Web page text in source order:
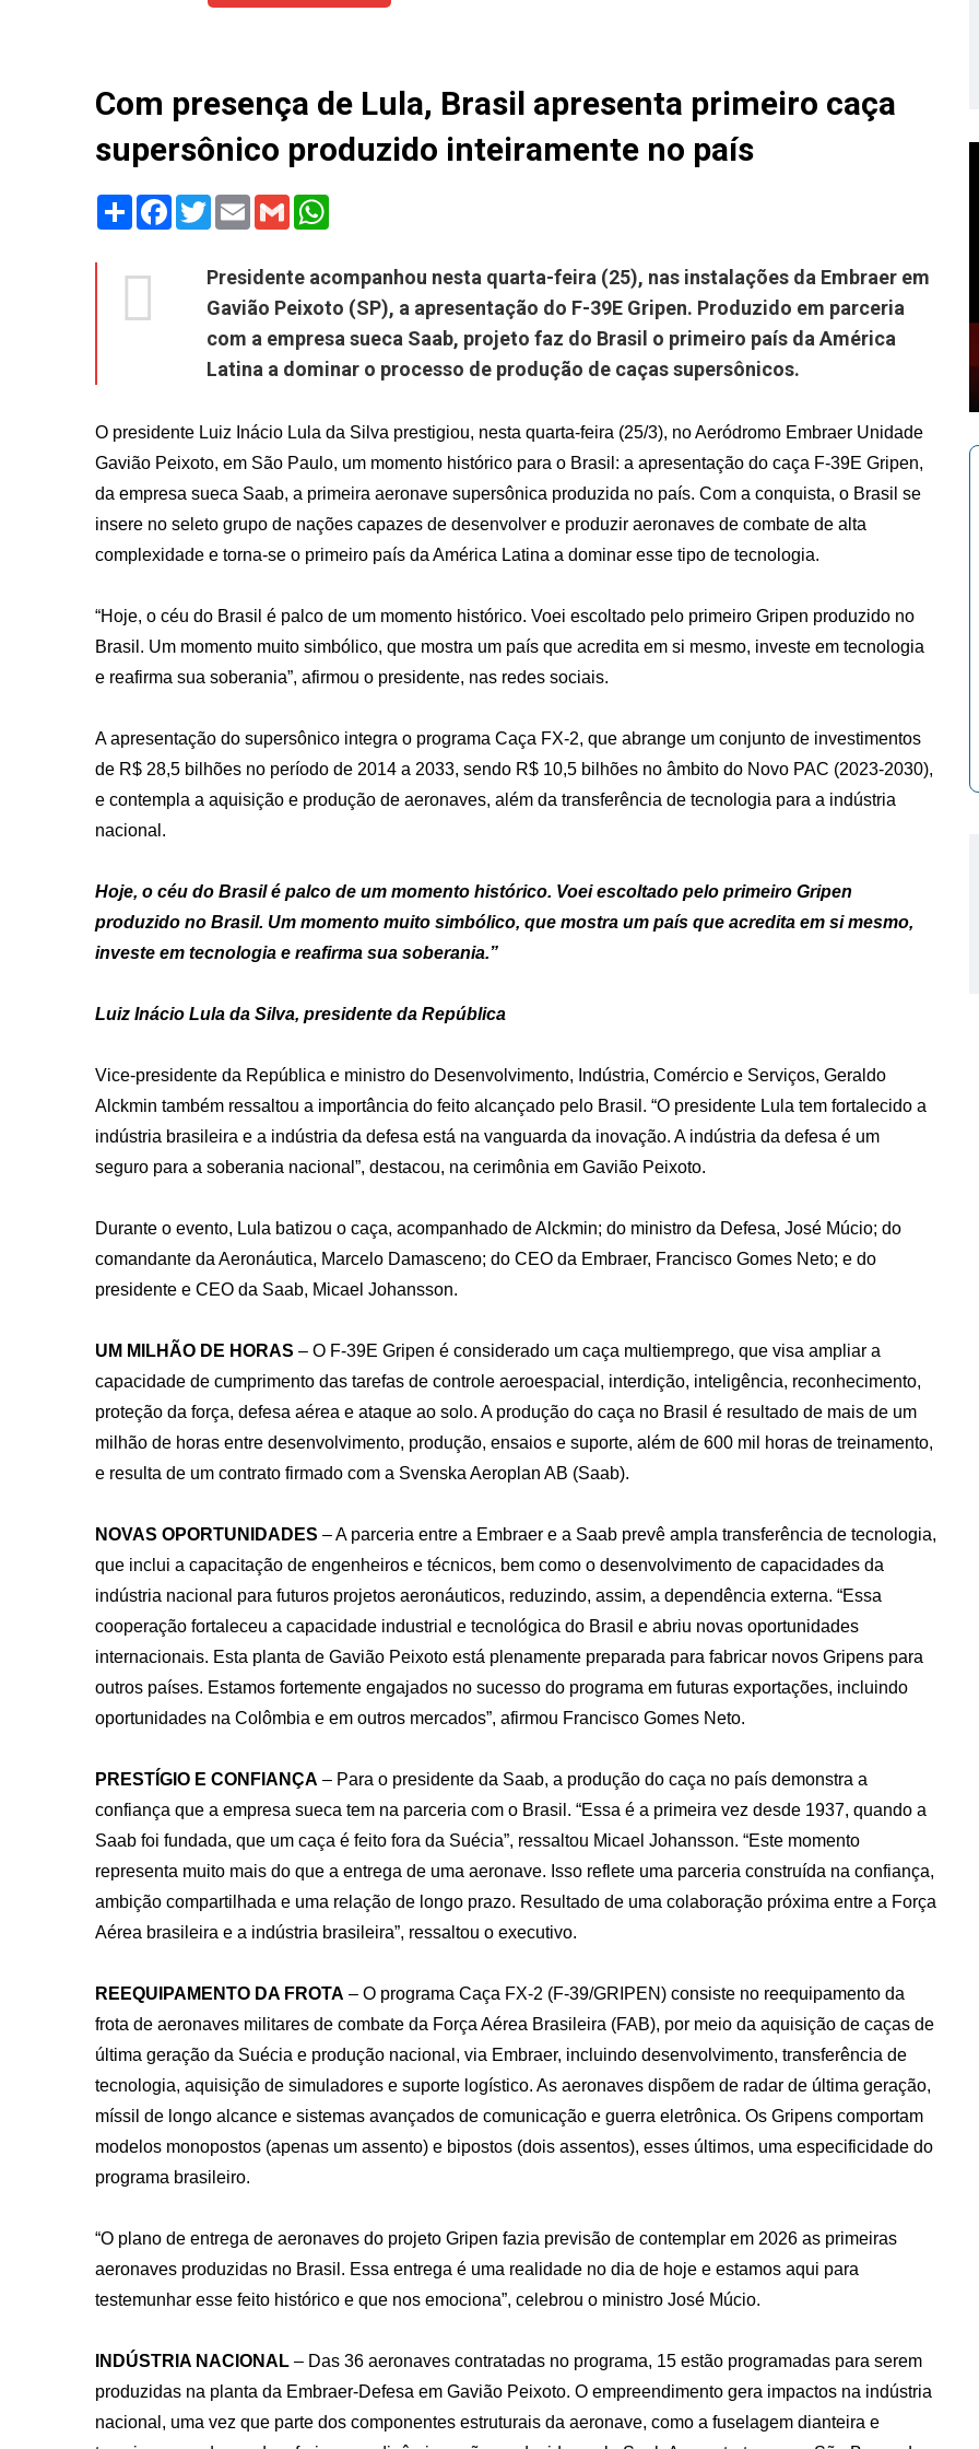
Com presença de Lula, Brasil apresenta primeiro caça
supersônico produzido inteiramente no país
Share Facebook
TwitterEmail Gmail
Presidente acompanhou nesta quarta-feira (25), nas instalações da Embraer em
Gavião Peixoto (SP), a apresentação do F-39E Gripen. Produzido em parceria
com a empresa sueca Saab, projeto faz do Brasil o primeiro país da América
Latina a dominar o processo de produção de caças supersônicos.
O presidente Luiz Inácio Lula da Silva prestigiou, nesta quarta-feira (25/3), no Aeródromo Embraer Unidade
Gavião Peixoto, em São Paulo, um momento histórico para o Brasil: a apresentação do caça F-39E Gripen,
da empresa sueca Saab, a primeira aeronave supersônica produzida no país. Com a conquista, o Brasil se
insere no seleto grupo de nações capazes de desenvolver e produzir aeronaves de combate de alta
complexidade e torna-se o primeiro país da América Latina a dominar esse tipo de tecnologia.
“Hoje, o céu do Brasil é palco de um momento histórico. Voei escoltado pelo primeiro Gripen produzido no
Brasil. Um momento muito simbólico, que mostra um país que acredita em si mesmo, investe em tecnologia
e reafirma sua soberania”, afirmou o presidente, nas redes sociais.
A apresentação do supersônico integra o programa Caça FX-2, que abrange um conjunto de investimentos
de R$ 28,5 bilhões no período de 2014 a 2033, sendo R$ 10,5 bilhões no âmbito do Novo PAC (2023-2030),
e contempla a aquisição e produção de aeronaves, além da transferência de tecnologia para a indústria
nacional.
Hoje, o céu do Brasil é palco de um momento histórico. Voei escoltado pelo primeiro Gripen
produzido no Brasil. Um momento muito simbólico, que mostra um país que acredita em si mesmo,
investe em tecnologia e reafirma sua soberania.”
Luiz Inácio Lula da Silva, presidente da República
Vice-presidente da República e ministro do Desenvolvimento, Indústria, Comércio e Serviços, Geraldo
Alckmin também ressaltou a importância do feito alcançado pelo Brasil. “O presidente Lula tem fortalecido a
indústria brasileira e a indústria da defesa está na vanguarda da inovação. A indústria da defesa é um
seguro para a soberania nacional”, destacou, na cerimônia em Gavião Peixoto.
Durante o evento, Lula batizou o caça, acompanhado de Alckmin; do ministro da Defesa, José Múcio; do
comandante da Aeronáutica, Marcelo Damasceno; do CEO da Embraer, Francisco Gomes Neto; e do
presidente e CEO da Saab, Micael Johansson.
UM MILHÃO DE HORAS – O F-39E Gripen é considerado um caça multiemprego, que visa ampliar a
capacidade de cumprimento das tarefas de controle aeroespacial, interdição, inteligência, reconhecimento,
proteção da força, defesa aérea e ataque ao solo. A produção do caça no Brasil é resultado de mais de um
milhão de horas entre desenvolvimento, produção, ensaios e suporte, além de 600 mil horas de treinamento,
e resulta de um contrato firmado com a Svenska Aeroplan AB (Saab).
NOVAS OPORTUNIDADES – A parceria entre a Embraer e a Saab prevê ampla transferência de tecnologia,
que inclui a capacitação de engenheiros e técnicos, bem como o desenvolvimento de capacidades da
indústria nacional para futuros projetos aeronáuticos, reduzindo, assim, a dependência externa. “Essa
cooperação fortaleceu a capacidade industrial e tecnológica do Brasil e abriu novas oportunidades
internacionais. Esta planta de Gavião Peixoto está plenamente preparada para fabricar novos Gripens para
outros países. Estamos fortemente engajados no sucesso do programa em futuras exportações, incluindo
oportunidades na Colômbia e em outros mercados”, afirmou Francisco Gomes Neto.
PRESTÍGIO E CONFIANÇA – Para o presidente da Saab, a produção do caça no país demonstra a
confiança que a empresa sueca tem na parceria com o Brasil. “Essa é a primeira vez desde 1937, quando a
Saab foi fundada, que um caça é feito fora da Suécia”, ressaltou Micael Johansson. “Este momento
representa muito mais do que a entrega de uma aeronave. Isso reflete uma parceria construída na confiança,
ambição compartilhada e uma relação de longo prazo. Resultado de uma colaboração próxima entre a Força
Aérea brasileira e a indústria brasileira”, ressaltou o executivo.
REEQUIPAMENTO DA FROTA – O programa Caça FX-2 (F-39/GRIPEN) consiste no reequipamento da
frota de aeronaves militares de combate da Força Aérea Brasileira (FAB), por meio da aquisição de caças de
última geração da Suécia e produção nacional, via Embraer, incluindo desenvolvimento, transferência de
tecnologia, aquisição de simuladores e suporte logístico. As aeronaves dispõem de radar de última geração,
míssil de longo alcance e sistemas avançados de comunicação e guerra eletrônica. Os Gripens comportam
modelos monopostos (apenas um assento) e bipostos (dois assentos), esses últimos, uma especificidade do
programa brasileiro.
“O plano de entrega de aeronaves do projeto Gripen fazia previsão de contemplar em 2026 as primeiras
aeronaves produzidas no Brasil. Essa entrega é uma realidade no dia de hoje e estamos aqui para
testemunhar esse feito histórico e que nos emociona”, celebrou o ministro José Múcio.
INDÚSTRIA NACIONAL – Das 36 aeronaves contratadas no programa, 15 estão programadas para serem
produzidas na planta da Embraer-Defesa em Gavião Peixoto. O empreendimento gera impactos na indústria
nacional, uma vez que parte dos componentes estruturais da aeronave, como a fuselagem dianteira e